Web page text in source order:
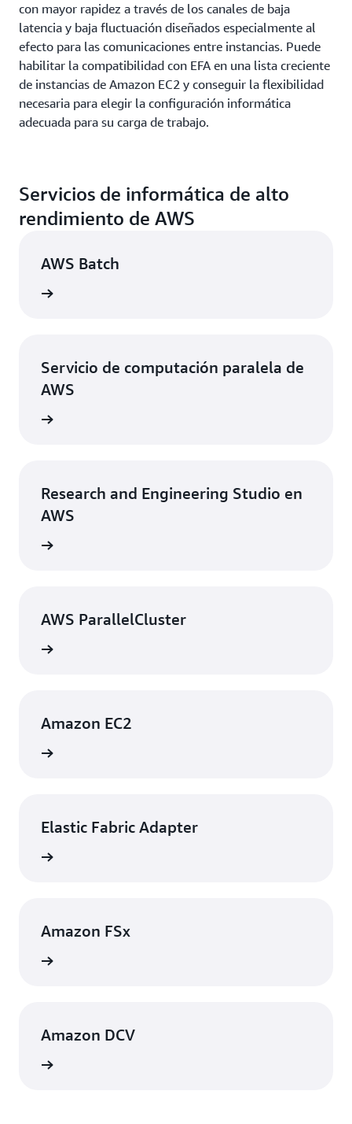
con mayor rapidez a través de los canales de baja
latencia y baja fluctuación diseñados especialmente al
efecto para las comunicaciones entre instancias. Puede
habilitar la compatibilidad con EFA en una lista creciente
de instancias de Amazon EC2 y conseguir la flexibilidad
necesaria para elegir la configuración informática
adecuada para su carga de trabajo.
Servicios de informática de alto
rendimiento de AWS
AWS Batch
Servicio de computación paralela de
AWS
Research and Engineering Studio en
AWS
AWS ParallelCluster
Amazon EC2
Elastic Fabric Adapter
Amazon FSx
Amazon DCV